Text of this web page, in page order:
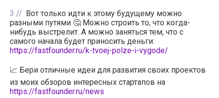
3
Вот только идти к этому будущему можно
разными путями 🤔 Можно строить то, что когда-
нибудь выстрелит. А можно заняться тем, что с
самого начала будет приносить деньги:
https://fastfounder.ru/k-tvoej-polze-i-vygode/
📈 Бери отличные идеи для развития своих проектов
из моих обзоров интересных стартапов на
https://fastfounder.ru/news